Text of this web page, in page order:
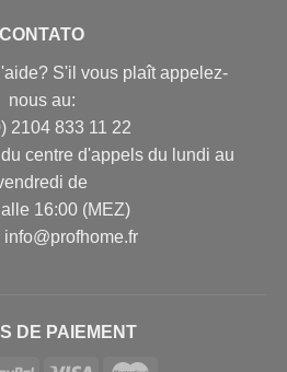
CONTATO
S'il vous plaît appelez-
nous au:
2104 833 11 22
centre d'appels du lundi au
de
16:00 (MEZ)
info@profhome.fr
DE PAIEMENT